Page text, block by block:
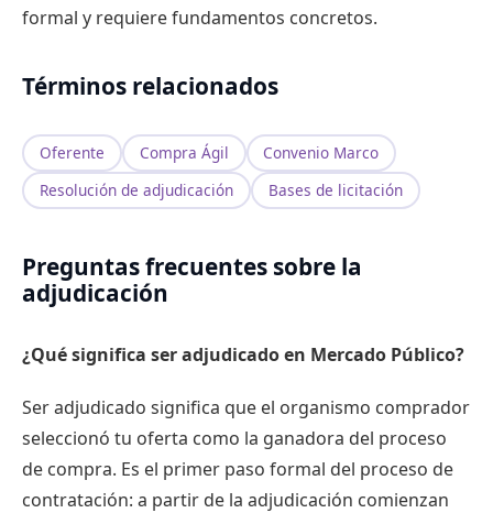
formal y requiere fundamentos concretos.
Términos relacionados
Oferente Compra Ágil
Convenio Marco
Resolución de adjudicación
Bases de licitación
Preguntas frecuentes sobre la
adjudicación
¿Qué significa ser adjudicado en Mercado Público?
Ser adjudicado significa que el organismo comprador
seleccionó tu oferta como la ganadora del proceso
de compra. Es el primer paso formal del proceso de
contratación: a partir de la adjudicación comienzan